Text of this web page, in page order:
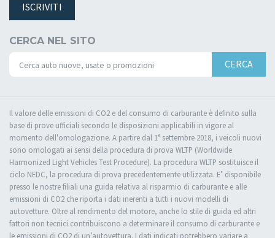
ISCRIVITI
CERCA NEL SITO
CERCA
Il valore delle emissioni di CO2 e del consumo di carburante è definito sulla
base di prove ufficiali secondo le disposizioni applicabili in vigore al
momento dell'omologazione. A partire dal 1° settembre 2018, i veicoli nuovi
sono omologati ai sensi della procedura di prova WLTP (Worldwide
Harmonized Light Vehicles Test Procedure). La procedura WLTP sostituisce il
ciclo NEDC, la procedura di prova precedentemente utilizzata. E’ disponibile
presso le nostre filiali una guida relativa al risparmio di carburante e alle
emissioni di CO2 che riporta i dati inerenti a tutti i nuovi modelli di
autovetture. Oltre al rendimento del motore, anche lo stile di guida ed altri
fattori non tecnici contribuiscono a determinare il consumo di carburante e
le emissioni di CO2 di un’autovettura. I dati indicati potrebbero variare a